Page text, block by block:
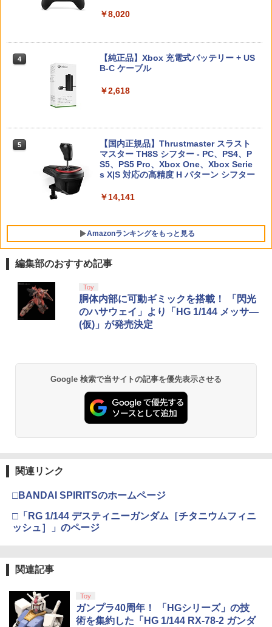
￥4,939
Star Fox (スターフォックス)
￥5,327
[Switch 2] スプラトゥーン レイダース
（ダウンロード版）※4,800ポイントま
でご利用可 ■
￥6,480
￥6,333
￥6,675
服ver.）
5
ポイントまでご利用可
￥4,400
窩座再来(通常版)【Blu-ray】 [ 吾峠呼世
晴 ]
￥3,960
ット
￥19,800
ンラインコード版
ニンテンドープリペイド番号 5000円|オ
ンラインコード版
J) PlayStation 5
トローラー ミッドナイト ブラック(CFI-
ZCT2J01)
【純正品】DualSense ワイヤレスコン
トローラー(CFI-ZCT2J)
￥10,737
￥8,020
4
【純正品】Xbox 充電式バッテリー + US
B-C ケーブル
￥2,618
5
【国内正規品】Thrustmaster スラスト
マスター TH8S シフター - PC、PS4、P
S5、PS5 Pro、Xbox One、Xbox Serie
s X|S 対応の高精度 H パターン シフター
￥14,141
Amazonランキングをもっと見る
窩座再来 通常版 [Blu-ray]
￥3,982
劇場版「鬼滅の刃」無限城編 第一章 猗
窩座再来 通常版 [DVD]
￥3,523
(オリジナル特典:オリジナル巾着＋メー
カー特典:【坤と離】二振りの剣、十翼よ
り来たる！スタジオ描き下ろしイラスト
ボード付) [Blu-ray]
￥8,698
編集部のおすすめ記事
Toy
胴体内部に可動ギミックを搭載！ 「閃光
のハサウェイ」より「HG 1/144 メッサ―
(仮)」が発売決定
Google 検索で当サイトの記事を優先表示させる
関連リンク
□BANDAI SPIRITSのホームページ
□「RG 1/144 デスティニーガンダム［チタニウムフィニ
ッシュ］」のページ
関連記事
Toy
ガンプラ40周年！ 「HGシリーズ」の技
術を集約した「HG 1/144 RX-78-2 ガンダ